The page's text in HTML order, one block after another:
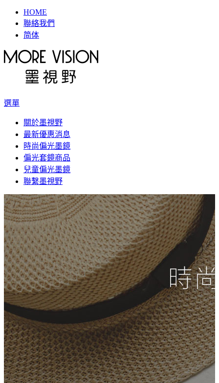
HOME
聯絡我們
简体
選單
關於墨視野
最新優惠消息
時尚偏光墨鏡
偏光套鏡商品
兒童偏光墨鏡
聯繫墨視野